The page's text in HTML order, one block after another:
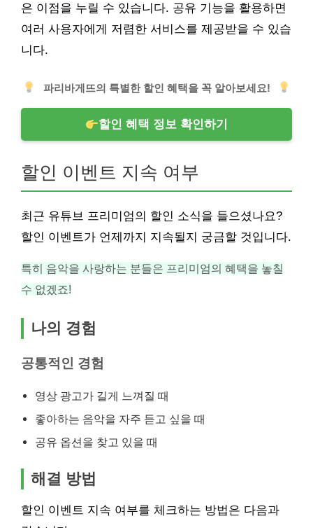
은 이점을 누릴 수 있습니다. 공유 기능을 활용하면
여러 사용자에게 저렴한 서비스를 제공받을 수 있습
니다.
파리바게뜨의 특별한 할인 혜택을 꼭 알아보세요!
할인 혜택 정보 확인하기
할인 이벤트 지속 여부
최근 유튜브 프리미엄의 할인 소식을 들으셨나요?
할인 이벤트가 언제까지 지속될지 궁금할 것입니다.
특히 음악을 사랑하는 분들은 프리미엄의 혜택을 놓칠
수 없겠죠!
나의 경험
공통적인 경험
영상 광고가 길게 느껴질 때
좋아하는 음악을 자주 듣고 싶을 때
공유 옵션을 찾고 있을 때
해결 방법
할인 이벤트 지속 여부를 체크하는 방법은 다음과